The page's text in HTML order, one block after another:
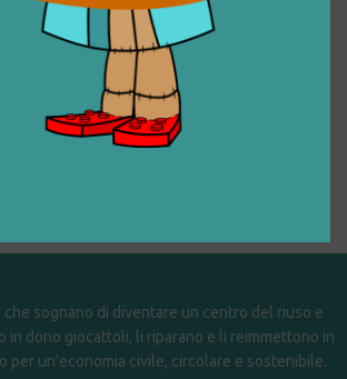
025_0_091
sognano di diventare un centro del riuso e
in dono giocattoli, li riparano e li reimmettono in
per un'economia civile, circolare e sostenibile.